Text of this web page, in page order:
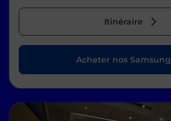
Itinéraire
Acheter nos Samsung